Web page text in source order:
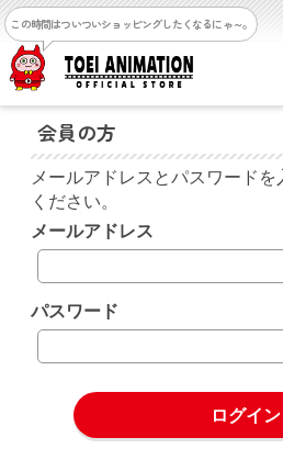
この時間はついついショッピングしたくなるにゃ～。
会員の方
メールアドレスとパスワード
ください。
メールアドレス
パスワード